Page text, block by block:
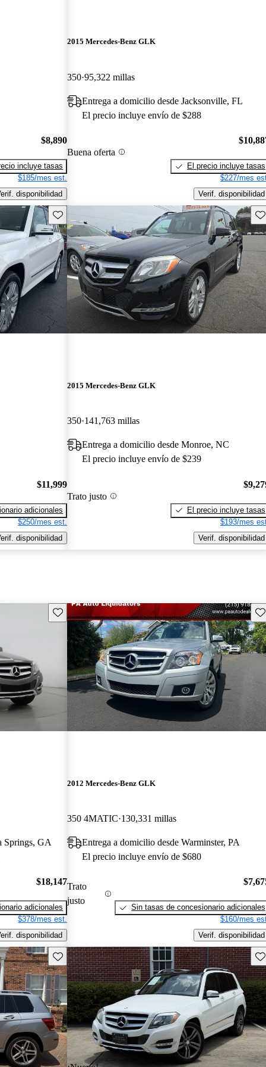
$8,890
incluye tasas
$185/mes est.
disponibilidad
2015 Mercedes-Benz GLK
350 95,322 millas
Entrega a domicilio desde Jacksonville, FL
El precio incluye envío de $288
Buena oferta
El precio incluye tasas
$227/mes
Verif. disponibilidad
Guarda este Aviso
$11,999
adicionales
$250/mes est.
disponibilidad
2015 Mercedes-Benz GLK
350 141,763 millas
Entrega a domicilio desde Monroe, NC
El precio incluye envío de $239
Trato justo
El precio incluye tasas
$193/mes
Verif. disponibilidad
Guarda este Aviso
Springs, GA
$18,147
adicionales
$378/mes est.
disponibilidad
2012 Mercedes-Benz GLK
350 4MATIC 130,331 millas
Entrega a domicilio desde Warminster, PA
El precio incluye envío de $680
Trato
justo
Sin tasas de concesionario adicionales
$160/mes
Verif. disponibilidad
Guarda este Aviso